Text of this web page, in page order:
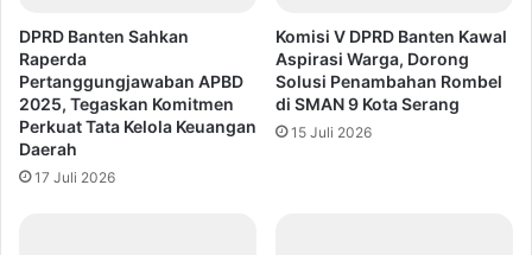
DPRD Banten Sahkan
Raperda
Pertanggungjawaban APBD
2025, Tegaskan Komitmen
Perkuat Tata Kelola Keuangan
Daerah
17 Juli 2026
Komisi V DPRD Banten Kawal
Aspirasi Warga, Dorong
Solusi Penambahan Rombel
di SMAN 9 Kota Serang
15 Juli 2026